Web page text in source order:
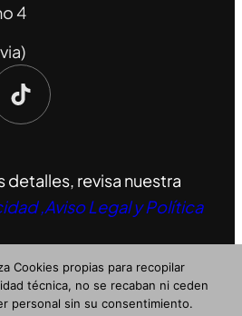
4
TikTok
detalles, revisa nuestra
,Aviso Legal y Política
Cookies propias para recopilar
técnica, no se recaban ni ceden
personal sin su consentimiento.